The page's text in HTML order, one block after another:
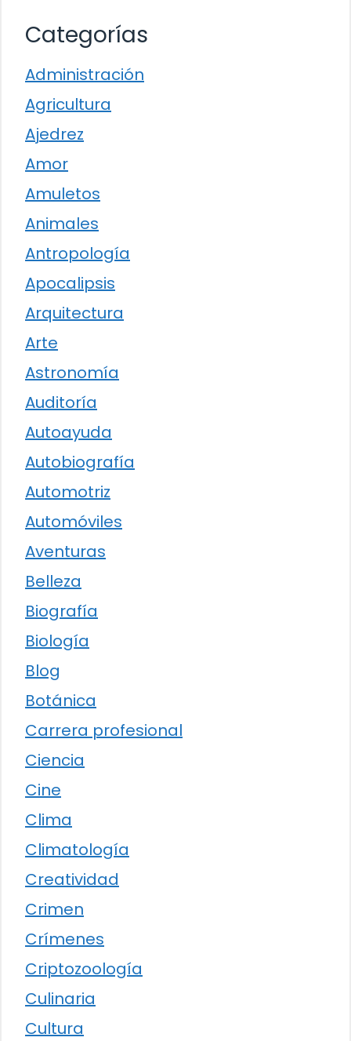
Categorías
Administración
Agricultura
Ajedrez
Amor
Amuletos
Animales
Antropología
Apocalipsis
Arquitectura
Arte
Astronomía
Auditoría
Autoayuda
Autobiografía
Automotriz
Automóviles
Aventuras
Belleza
Biografía
Biología
Blog
Botánica
Carrera profesional
Ciencia
Cine
Clima
Climatología
Creatividad
Crimen
Crímenes
Criptozoología
Culinaria
Cultura